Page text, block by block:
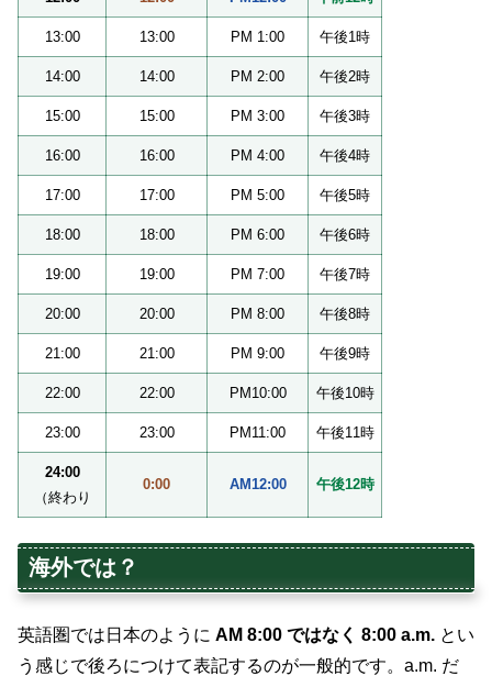
13:00 13:00 PM 1:00 午後1時
14:00 14:00 PM 2:00 午後2時
15:00 15:00 PM 3:00 午後3時
16:00 16:00 PM 4:00 午後4時
17:00 17:00 PM 5:00 午後5時
18:00 18:00 PM 6:00 午後6時
19:00 19:00 PM 7:00 午後7時
20:00 20:00 PM 8:00 午後8時
21:00 21:00 PM 9:00 午後9時
22:00 22:00 PM10:00 午後10時
23:00 23:00 PM11:00 午後11時
24:00
（終わり
0:00 AM12:00 午後12時
海外では？
英語圏では日本のように AM 8:00 ではなく 8:00 a.m. とい
う感じで後ろにつけて表記するのが一般的です。a.m. だ